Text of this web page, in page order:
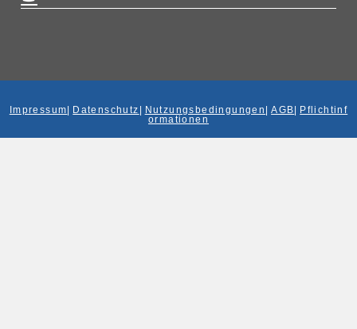
Impressum Datenschutz Nutzungsbedingungen |AGB
Pflichtinf
ormationen